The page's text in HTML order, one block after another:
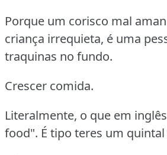
Porque um corisco mal
criança irrequieta, é uma
traquinas no fundo.
Crescer comida.
Literalmente, o que em
food". É tipo teres um quintal